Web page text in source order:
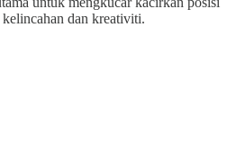
dan kreativiti.